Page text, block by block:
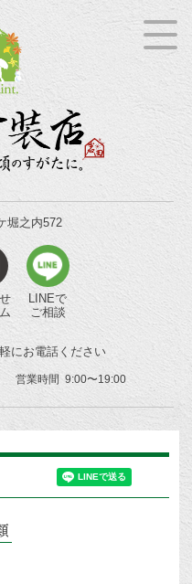
堀之内572
LINEで
ご相談
にお電話ください
営業時間 9:00〜19:00